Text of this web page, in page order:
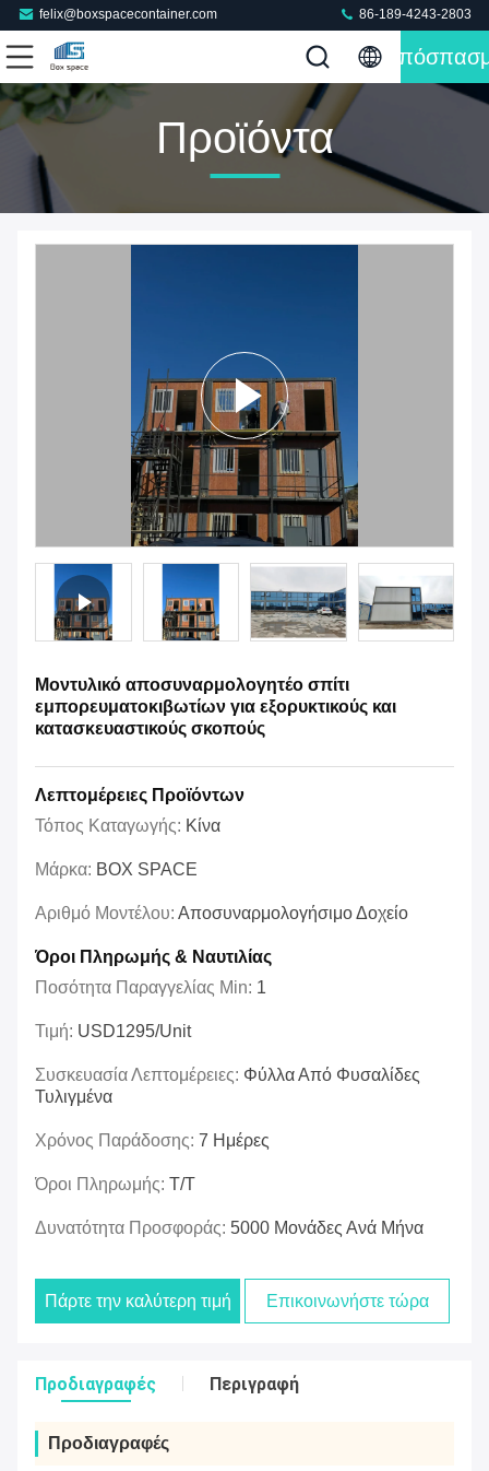
felix@boxspacecontainer.com 86-189-4243-2803
Προϊόντα
Μοντυλικό αποσυναρμολογητέο σπίτι
εμπορευματοκιβωτίων για εξορυκτικούς και
κατασκευαστικούς σκοπούς
Λεπτομέρειες Προϊόντων
Τόπος Καταγωγής: Κίνα
Μάρκα: BOX SPACE
Αριθμό Μοντέλου: Αποσυναρμολογήσιμο Δοχείο
Όροι Πληρωμής & Ναυτιλίας
Ποσότητα Παραγγελίας Min: 1
Τιμή: USD1295/unit
Συσκευασία Λεπτομέρειες: Φύλλα Από Φυσαλίδες
Τυλιγμένα
Χρόνος Παράδοσης: 7 Ημέρες
Όροι Πληρωμής: Τ/Τ
Δυνατότητα Προσφοράς: 5000 Μονάδες Ανά Μήνα
Πάρτε την καλύτερη τιμή Επικοινωνήστε τώρα
Προδιαγραφές Περιγραφή
Προδιαγραφές